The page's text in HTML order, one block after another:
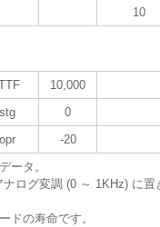
10
10,000
0
-20
ータ。
ログ変調 (0 ～ 1KHz) に置
ドの寿命です。